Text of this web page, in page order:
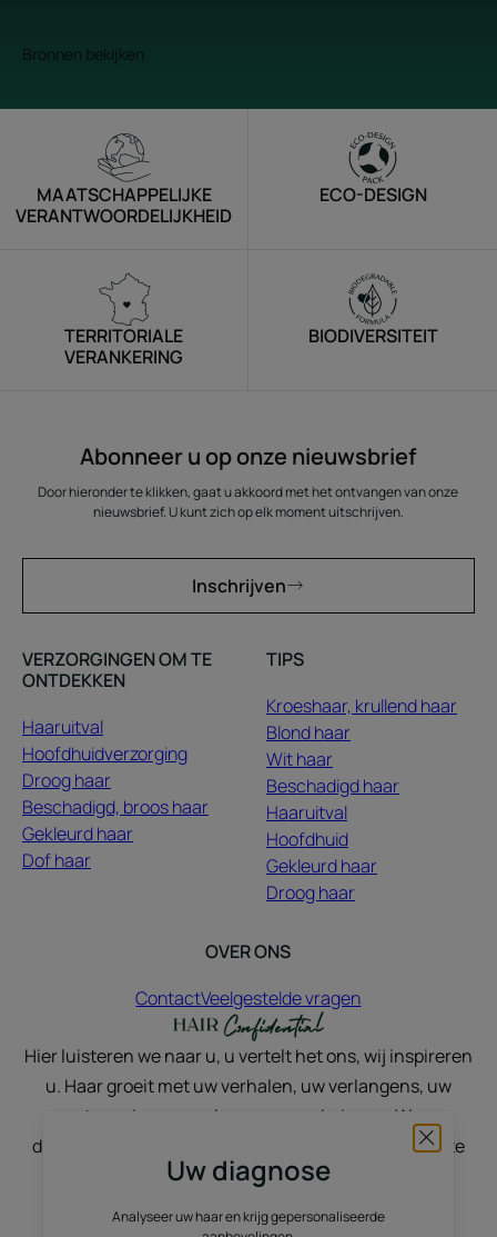
Bronnen bekijken
Uw diagnose
Analyseer uw haar en krijg gepersonaliseerde
MAATSCHAPPELIJKE
VERANTWOORDELIJKHEID
ECO-DESIGN
TERRITORIALE
VERANKERING
BIODIVERSITEIT
Abonneer u op onze nieuwsbrief
Door hieronder te klikken, gaat u akkoord met het ontvangen van onze
nieuwsbrief. U kunt zich op elk moment uitschrijven.
Inschrijven
VERZORGINGEN OM TE
ONTDEKKEN
Haaruitval
Hoofdhuidverzorging
Droog haar
Beschadigd, broos haar
Gekleurd haar
Dof haar
TIPS
Kroeshaar, krullend haar
Blond haar
Wit haar
Beschadigd haar
Haaruitval
Hoofdhuid
Gekleurd haar
Droog haar
OVER ONS
ContactVeelgestelde vragen
Hier luisteren we naar u, u vertelt het ons, wij inspireren
u. Haar groeit met uw verhalen, uw verlangens, uw
stemmingen, uw levensveranderingen. We
discussiëren, we delen, we sublimeren, met het echte
en het natuurlijke.